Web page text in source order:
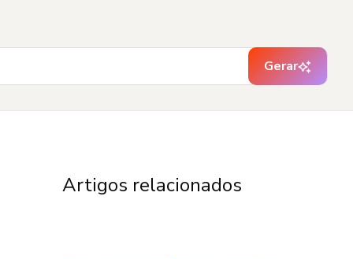
Gerar
Artigos relacionados